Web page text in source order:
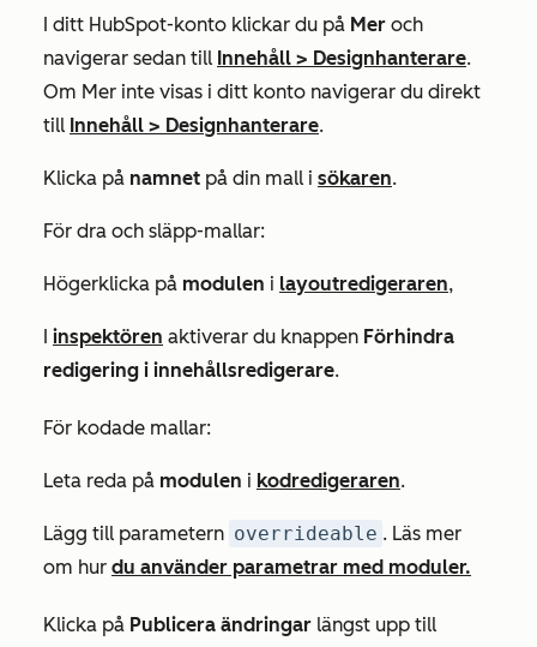
I ditt HubSpot-konto klickar du på Mer och
navigerar sedan till Innehåll > Designhanterare.
Om Mer inte visas i ditt konto navigerar du direkt
till Innehåll > Designhanterare.
Klicka på namnet på din mall i sökaren.
För dra och släpp-mallar:
Högerklicka på modulen i layoutredigeraren,
I inspektören aktiverar du knappen Förhindra
redigering i innehållsredigerare.
För kodade mallar:
Leta reda på modulen i kodredigeraren.
Lägg till parametern overrideable . Läs mer
om hur du använder parametrar med moduler.
Klicka på Publicera ändringar längst upp till